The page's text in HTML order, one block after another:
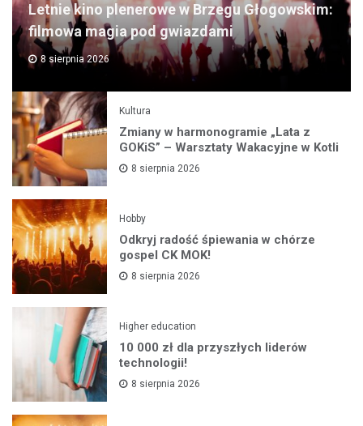
Letnie kino plenerowe w Brzegu Głogowskim:
filmowa magia pod gwiazdami
8 sierpnia 2026
Kultura
Zmiany w harmonogramie „Lata z
GOKiS” – Warsztaty Wakacyjne w Kotli
8 sierpnia 2026
Hobby
Odkryj radość śpiewania w chórze
gospel CK MOK!
8 sierpnia 2026
Higher education
10 000 zł dla przyszłych liderów
technologii!
8 sierpnia 2026